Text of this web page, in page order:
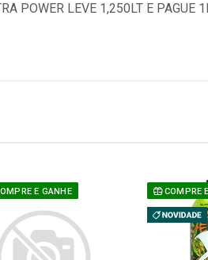
POWER LEVE 1,250LT E
E GANHE COMPRE